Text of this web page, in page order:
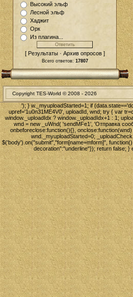
Высокий эльф
Лесной эльф
Хаджит
Орк
Из плагина...
[ Результаты · Архив опросов ]
Всего ответов: 17807
Copyright TES-World © 2008 - 2026
'); } w._myuploadStarted=1; if
upref='1u0n31ME4V0', uploadId, wnd; try { var
window._uploadIdx ? window._uploadIdx+1 : 1;
wnd = new _uWnd( 'sendMFe1', 'Отправка
onbeforeclose:function(){},
wnd._myuploadStarted=0;
$('body').on("submit","form[name=mform]",
decoration":"underline"}); return false;